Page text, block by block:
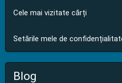
Cele mai vizitate cărți
Setările mele de
Blog